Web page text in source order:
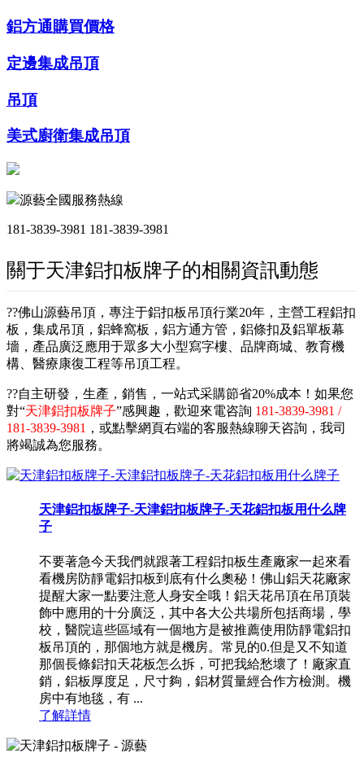
鋁方通購買價格
定邊集成吊頂
吊頂
美式廚衛集成吊頂
源藝全國服務熱線
181-3839-3981 181-3839-3981
關于天津鋁扣板牌子的相關資訊動態
??佛山源藝吊頂，專注于鋁扣板吊頂行業20年，主營工程鋁扣
板，集成吊頂，鋁蜂窩板，鋁方通方管，鋁條扣及鋁單板幕
墻，產品廣泛應用于眾多大小型寫字樓、品牌商城、教育機
構、醫療康復工程等吊頂工程。
??自主研發，生產，銷售，一站式采購節省20%成本！如果您
對“天津鋁扣板牌子”感興趣，歡迎來電咨詢 181-3839-3981 /
181-3839-3981 ，或點擊網頁右端的客服熱線聊天咨詢，我司
將竭誠為您服務。
天津鋁扣板牌子-天津鋁扣板牌子-天花鋁扣板用什么牌
子
不要著急今天我們就跟著工程鋁扣板生產廠家一起來看
看機房防靜電鋁扣板到底有什么奧秘！佛山鋁天花廠家
提醒大家一點要注意人身安全哦！鋁天花吊頂在吊頂裝
飾中應用的十分廣泛，其中各大公共場所包括商場，學
校，醫院這些區域有一個地方是被推薦使用防靜電鋁扣
板吊頂的，那個地方就是機房。常見的0.但是又不知道
那個長條鋁扣天花板怎么拆，可把我給愁壞了！廠家直
銷，鋁板厚度足，尺寸夠，鋁材質量經合作方檢測。機
房中有地毯，有 ...
了解詳情